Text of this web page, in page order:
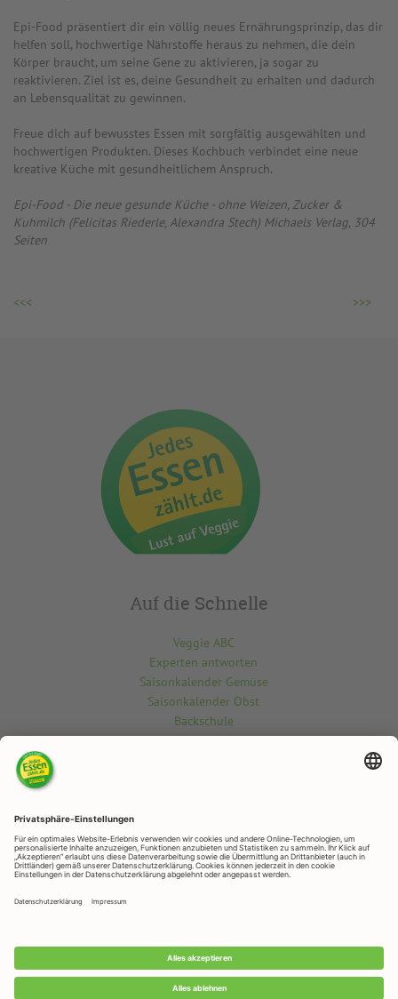
Epi-Food präsentiert dir ein völlig neues Ernährungsprinzip, das dir
helfen soll, hochwertige Nährstoffe heraus zu nehmen, die dein
Körper braucht, um seine Gene zu aktivieren, ja sogar zu
reaktivieren. Ziel ist es, deine Gesundheit zu erhalten und dadurch
an Lebensqualität zu gewinnen.
Freue dich auf bewusstes Essen mit sorgfältig ausgewählten und
hochwertigen Produkten. Dieses Kochbuch verbindet eine neue
kreative Küche mit gesundheitlichem Anspruch.
Epi-Food - Die neue gesunde Küche - ohne Weizen, Zucker &
Kuhmilch (Felicitas Riederle, Alexandra Stech) Michaels Verlag, 304
Seiten
<<< >>>
Auf die Schnelle
Veggie ABC
Experten antworten
Saisonkalender Gemüse
Saisonkalender Obst
Backschule
beantworten wir deine Fragen.
Kontaktiere uns hier
Rapunzelstr. 1, 87764 Legau
veggie@rapunzel.de